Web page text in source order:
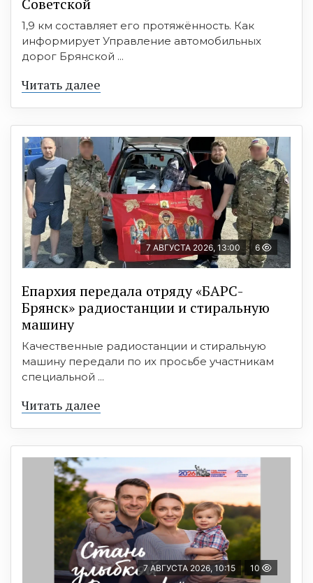
1,9 км составляет его протяжённость. Как
информирует Управление автомобильных
дорог Брянской ...
Читать далее
7 АВГУСТА 2026, 13:00 6
Епархия передала отряду «БАРС-
Брянск» радиостанции и стиральную
машину
Качественные радиостанции и стиральную
машину передали по их просьбе участникам
специальной ...
Читать далее
7 АВГУСТА 2026, 10:15 10